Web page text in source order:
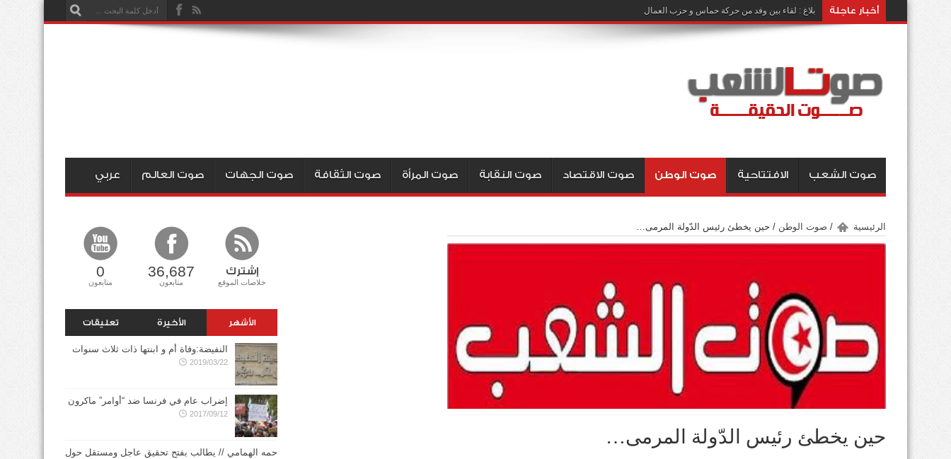
أخبار عاجلة بلاغ : لقاء بين وفد من حركة حماس و حزب العمال
صوت الشعب الافتتاحية صوت الوطن صوت الاقتصاد صوت النقابة صوت المرأة صوت الثقافة صوت الجهات صوت العالم عربي
الرئيسية / صوت الوطن / حين يخطئ رئيس الدّولة المرمى…
حين يخطئ رئيس الدّولة المرمى…
إشترك
خلاصات الموقع
36,687
متابعون
0
متابعون
الأشهر الأخيرة تعليقات
النفيضة:وفاة أم و ابنتها ذات ثلاث سنوات
2019/03/22
إضراب عام في فرنسا ضد “أوامر” ماكرون
2017/09/12
حمه الهمامي // يطالب بفتح تحقيق عاجل ومستقل حول